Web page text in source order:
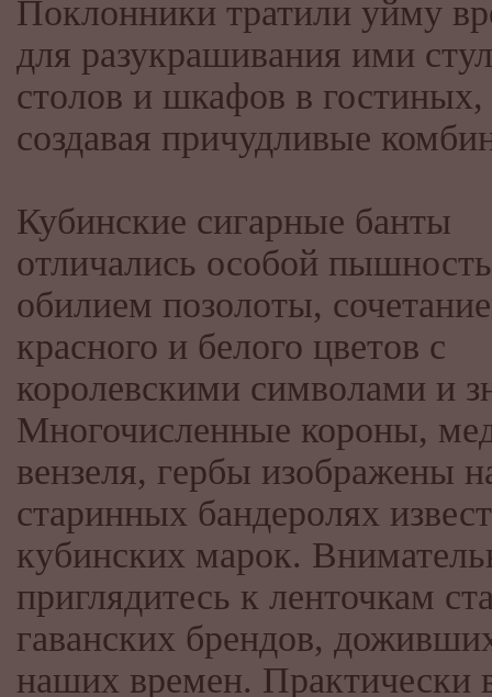
Поклонники тратили уйму
для разукрашивания ими
столов и шкафов в гостиных,
создавая причудливые
Кубинские сигарные банты
отличались особой
обилием позолоты,
красного и белого цветов с
королевскими символами и
Многочисленные короны,
вензеля, гербы изображены
старинных бандеролях
кубинских марок.
приглядитесь к ленточкам
гаванских брендов,
наших времен. Практически